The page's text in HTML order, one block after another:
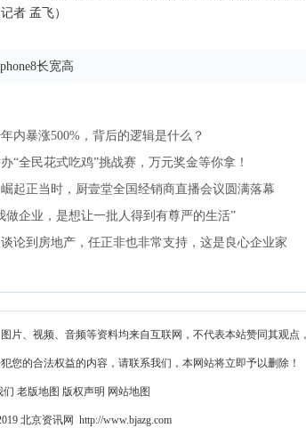
者 孟飞）
长宽高
内暴涨500%，背后的逻辑是什么？
“全民花式吃鸡”挑战赛，万元奖金等你拿！
起正当时，厨壹堂全国经销商直播会议圆满落幕
做企业，是想让一批人得到有尊严的生活”
论到房地产，任正非也非常支持，这是良心企业家
片、视频、音频等资料均来自互联网，不代表本站赞同其观
您的合法权益的内容，请联系我们，本网站将立即予以删除！
们 老版地图 版权声明 网站地图
北京资讯网 http://www.bjazg.com